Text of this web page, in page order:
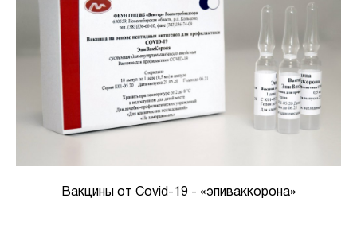
Вакцины от Covid-19 - «эпиваккорона»